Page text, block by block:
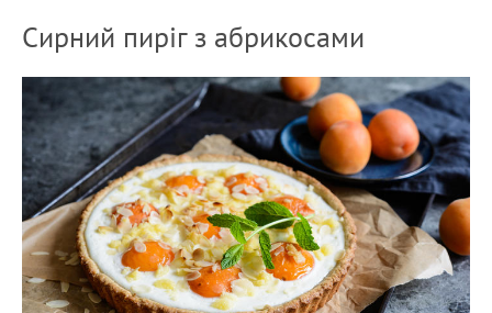
Сирний пиріг з абрикосами